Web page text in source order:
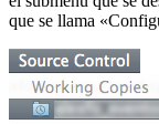
que se llama